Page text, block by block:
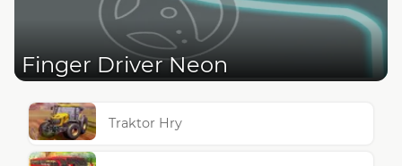
Finger Driver Neon
Traktor Hry